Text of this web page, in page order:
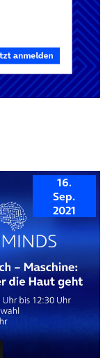
16.
Sep.
2021